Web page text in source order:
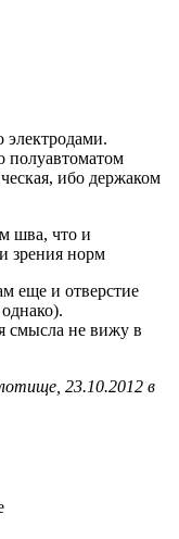
полуавтоматом
ибо держаком
шва, что и
зрения норм
еще и отверстие
смысла не вижу в
23.10.2012 в